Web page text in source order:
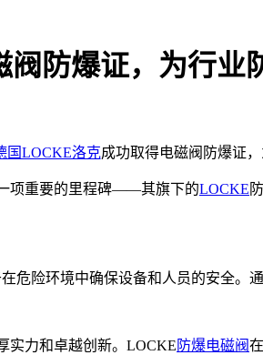
防爆证，为行业
国LOCKE洛克成功取得电磁阀防爆证
项重要的里程碑——其旗下的LOCKE
危险环境中确保设备和人员的安全。
实力和卓越创新。LOCKE 防爆电磁阀